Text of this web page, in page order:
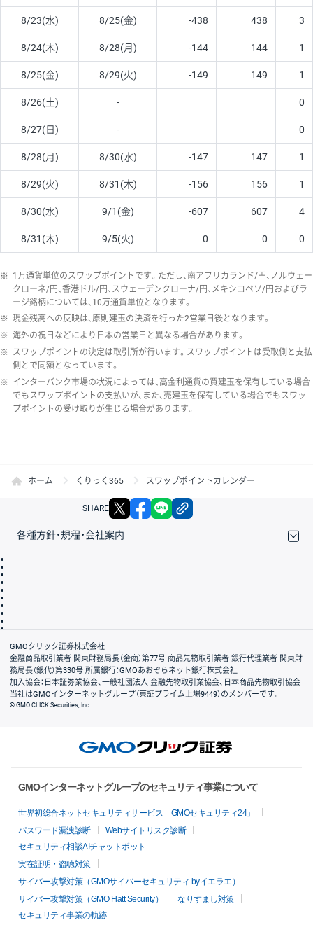
8/23(水) 8/25(金) -438 438 3
8/24(木) 8/28(月) -144 144 1
8/25(金) 8/29(火) -149 149 1
8/26(土) - 0
8/27(日) - 0
8/28(月) 8/30(水) -147 147 1
8/29(火) 8/31(木) -156 156 1
8/30(水) 9/1(金) -607 607 4
8/31(木) 9/5(火) 0 0 0
※ 1万通貨単位のスワップポイントです。ただし、南アフリカランド/円、ノルウェー
クローネ/円、香港ドル/円、スウェーデンクローナ/円、メキシコペソ/円およびラ
ージ銘柄については、10万通貨単位となります。
※ 現金残高への反映は、原則建玉の決済を行った2営業日後となります。
※ 海外の祝日などにより日本の営業日と異なる場合があります。
※ スワップポイントの決定は取引所が行います。スワップポイントは受取側と支払
側とで同額となっています。
※ インターバンク市場の状況によっては、高金利通貨の買建玉を保有している場合
でもスワップポイントの支払いが、また、売建玉を保有している場合でもスワッ
プポイントの受け取りが生じる場合があります。
ホーム くりっく365 スワップポイントカレンダー
SHARE X facebook
各種方針・規程・会社案内
会社案内
GMOクリック証券株式会社
金融商品取引業者 関東財務局長（金商）第77号 商品先物取引業者 銀行代理業者 関東財
務局長（銀代）第330号 所属銀行：GMOあおぞらネット銀行株式会社
加入協会：日本証券業協会、一般社団法人 金融先物取引業協会、日本商品先物取引協会
当社はGMOインターネットグループ（東証プライム上場9449）のメンバーです。
© GMO CLICK Securities, Inc.
GMOインターネットグループのセキュリティ事業について
世界初総合ネットセキュリティサービス「GMOセキュリティ24」
パスワード漏洩診断
Webサイトリスク診断
セキュリティ相談AIチャットボット
実在証明・盗聴対策
サイバー攻撃対策（GMOサイバーセキュリティ byイエラエ）
サイバー攻撃対策（GMO Flatt Security）
なりすまし対策
セキュリティ事業の軌跡